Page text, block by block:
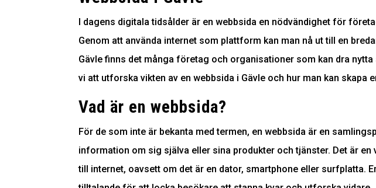
I dagens digitala tidsålder är en webbsida en nödvändighet för
Genom att använda internet som plattform kan man nå ut till en
Gävle finns det många företag och organisationer som kan dra
vi att utforska vikten av en webbsida i Gävle och hur man kan skapa
Vad är en webbsida?
För de som inte är bekanta med termen, en webbsida är en
information om sig själva eller sina produkter och tjänster. Det är
till internet, oavsett om det är en dator, smartphone eller surfplatta.